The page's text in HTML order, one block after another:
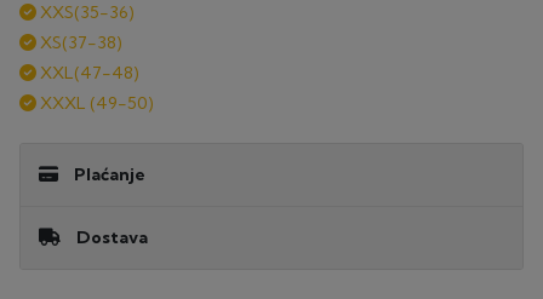
XXS(35-36)
XS(37-38)
XXL(47-48)
XXXL (49-50)
Plaćanje
Dostava